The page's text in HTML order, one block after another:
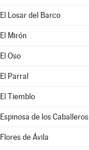
El Losar del Barco
El Mirón
El Oso
El Parral
El Tiemblo
Espinosa de los Caballeros
Flores de Ávila